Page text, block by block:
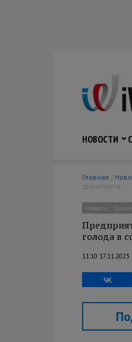
НОВОСТИ
Главная /
транспорта
Новости
голода в
11:10 17.11.2023